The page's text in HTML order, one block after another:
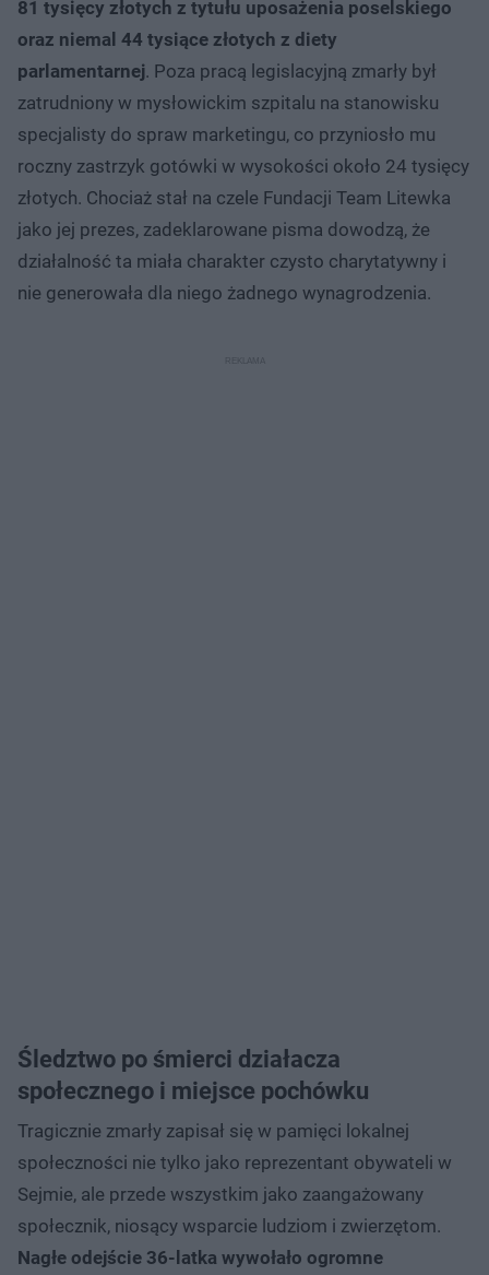
81 tysięcy złotych z tytułu uposażenia poselskiego
oraz niemal 44 tysiące złotych z diety
parlamentarnej. Poza pracą legislacyjną zmarły był
zatrudniony w mysłowickim szpitalu na stanowisku
specjalisty do spraw marketingu, co przyniosło mu
roczny zastrzyk gotówki w wysokości około 24 tysięcy
złotych. Chociaż stał na czele Fundacji Team Litewka
jako jej prezes, zadeklarowane pisma dowodzą, że
działalność ta miała charakter czysto charytatywny i
nie generowała dla niego żadnego wynagrodzenia.
Śledztwo po śmierci działacza
społecznego i miejsce pochówku
Tragicznie zmarły zapisał się w pamięci lokalnej
społeczności nie tylko jako reprezentant obywateli w
Sejmie, ale przede wszystkim jako zaangażowany
społecznik, niosący wsparcie ludziom i zwierzętom.
Nagłe odejście 36-latka wywołało ogromne